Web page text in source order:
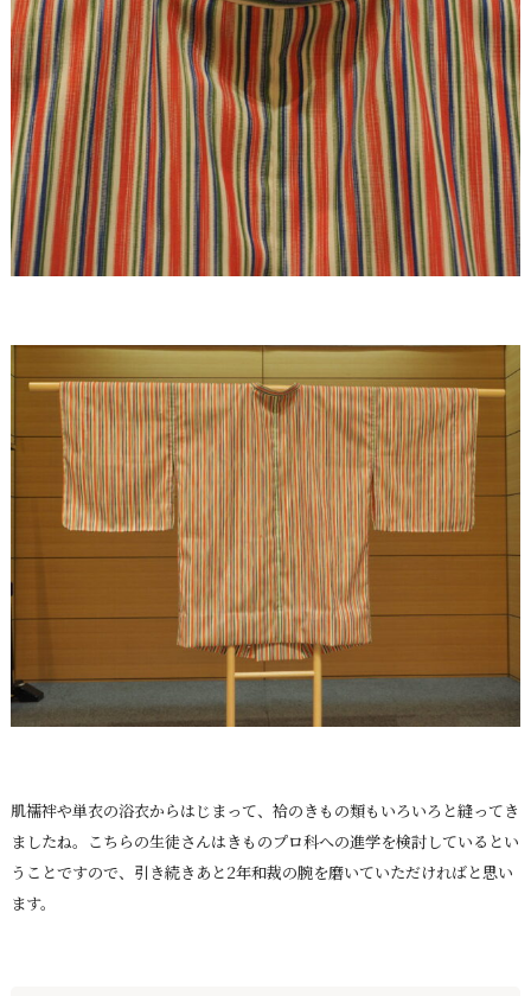
肌襦袢や単衣の浴衣からはじまって、袷のきもの類もいろいろと縫ってき
ましたね。こちらの生徒さんはきものプロ科への進学を検討しているとい
うことですので、引き続きあと2年和裁の腕を磨いていただければと思い
ます。